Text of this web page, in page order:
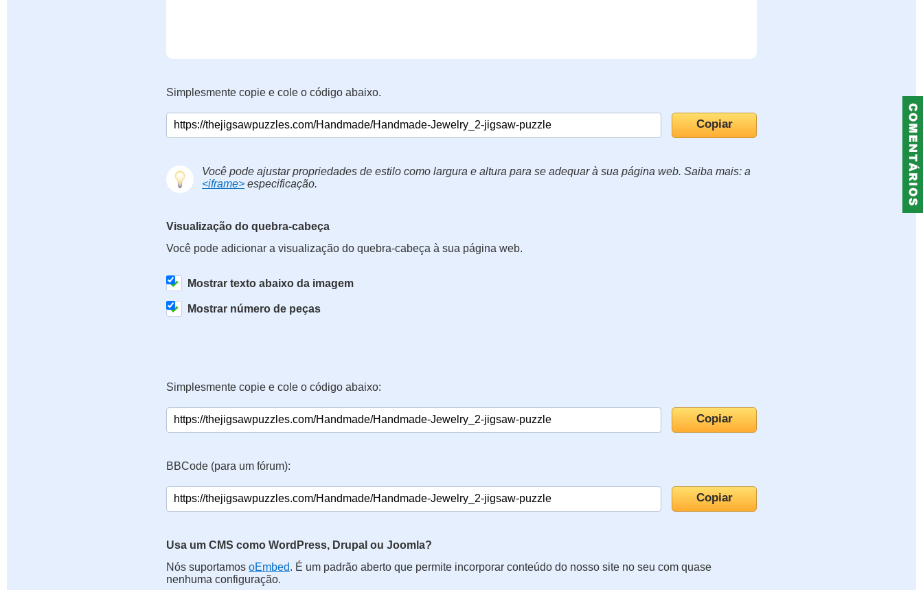
Simplesmente copie e cole o código abaixo.
Você pode ajustar propriedades de estilo como largura e altura para se adequar à sua página web. Saiba mais: a
<iframe> especificação.
Visualização do quebra-cabeça
Você pode adicionar a visualização do quebra-cabeça à sua página web.
Mostrar texto abaixo da imagem
Mostrar número de peças
Simplesmente copie e cole o código abaixo:
BBCode (para um fórum):
Usa um CMS como WordPress, Drupal ou Joomla?
Nós suportamos oEmbed. É um padrão aberto que permite incorporar conteúdo do nosso site no seu com quase
nenhuma configuração.